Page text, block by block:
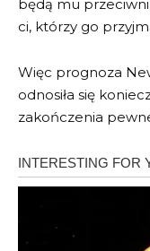
będą mu
ci, którzy go
Więc prognoza
odnosiła się
zakończenia